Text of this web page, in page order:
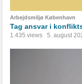
Arbejdsmiljø København
Tag ansvar i
1.435 views 5. august